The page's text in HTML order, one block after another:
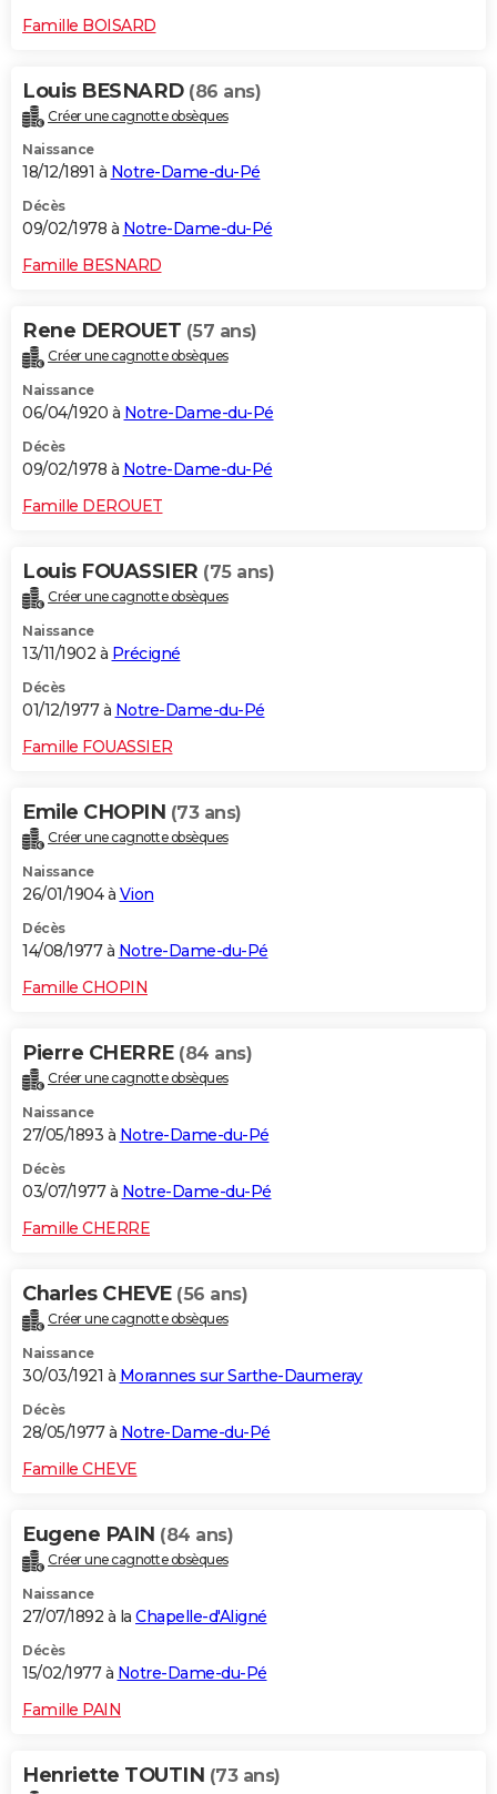
Famille BOISARD
Louis BESNARD (86 ans)
Créer une cagnotte obsèques
Naissance
18/12/1891 à Notre-Dame-du-Pé
Décès
09/02/1978 à Notre-Dame-du-Pé
Famille BESNARD
Rene DEROUET (57 ans)
Créer une cagnotte obsèques
Naissance
06/04/1920 à Notre-Dame-du-Pé
Décès
09/02/1978 à Notre-Dame-du-Pé
Famille DEROUET
Louis FOUASSIER (75 ans)
Créer une cagnotte obsèques
Naissance
13/11/1902 à Précigné
Décès
01/12/1977 à Notre-Dame-du-Pé
Famille FOUASSIER
Emile CHOPIN (73 ans)
Créer une cagnotte obsèques
Naissance
26/01/1904 à Vion
Décès
14/08/1977 à Notre-Dame-du-Pé
Famille CHOPIN
Pierre CHERRE (84 ans)
Créer une cagnotte obsèques
Naissance
27/05/1893 à Notre-Dame-du-Pé
Décès
03/07/1977 à Notre-Dame-du-Pé
Famille CHERRE
Charles CHEVE (56 ans)
Créer une cagnotte obsèques
Naissance
30/03/1921 à Morannes sur Sarthe-Daumeray
Décès
28/05/1977 à Notre-Dame-du-Pé
Famille CHEVE
Eugene PAIN (84 ans)
Créer une cagnotte obsèques
Naissance
27/07/1892 à la Chapelle-d'Aligné
Décès
15/02/1977 à Notre-Dame-du-Pé
Famille PAIN
Henriette TOUTIN (73 ans)